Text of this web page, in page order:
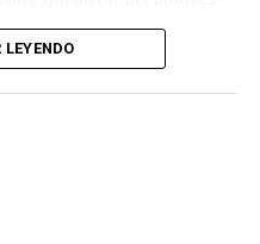
controlar la emergencia